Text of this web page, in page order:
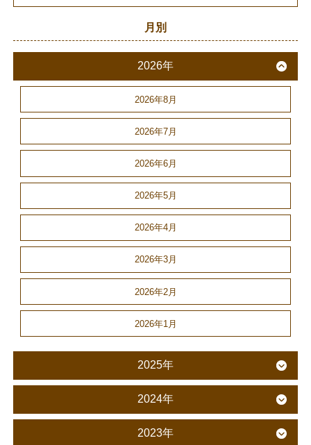
月別
2026年
2026年8月
2026年7月
2026年6月
2026年5月
2026年4月
2026年3月
2026年2月
2026年1月
2025年
2024年
2023年